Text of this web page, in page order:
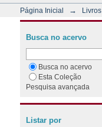
Página Inicial → Livros
Busca no acervo
Busca no acervo
Esta Coleção
Pesquisa avançada
Listar por